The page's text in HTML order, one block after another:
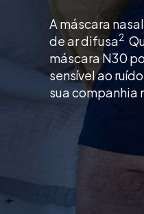
A máscara
de ar difusa2
máscara N30
sensível ao
sua companhia